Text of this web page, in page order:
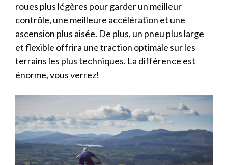
roues plus légères pour garder un meilleur
contrôle, une meilleure accélération et une
ascension plus aisée. De plus, un pneu plus large
et flexible offrira une traction optimale sur les
terrains les plus techniques. La différence est
énorme, vous verrez!